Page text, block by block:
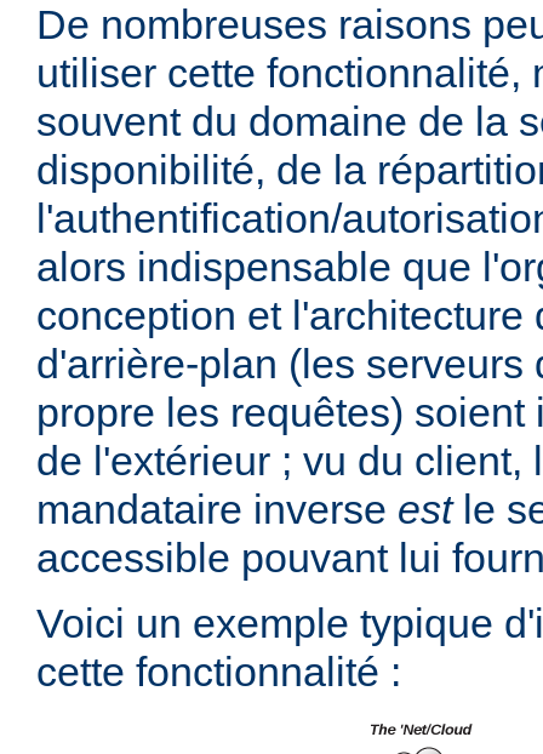
De nombreuses raisons
utiliser cette fonctionnalité,
souvent du domaine de la
disponibilité, de la
l'authentification/
alors indispensable que
conception et l'architecture
d'arrière-plan (les serveurs
propre les requêtes)
de l'extérieur ; vu du client,
mandataire inverse estle
accessible pouvant lui
Voici un exemple typique
cette fonctionnalité :